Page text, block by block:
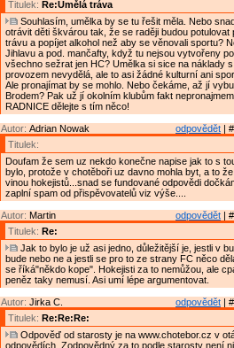
Titulek: Re:Umělá tráva
Souhlasím, umělka by se tu řešit měla. Nebo
otrávit děti škvárou tak, že se raději budou potulovat
trávu a popíjet alkohol než aby se věnovali sportu?
Jihlavu a pod. mančafty, když tu nejsou vytvořeny
všechno sežrat jen HC? Umělka si sice na náklady
provozem nevydělá, ale to asi žádné kulturní ani
Ale pronajímat by se mohlo. Nebo čekáme, až jí
Brodem? Pak už jí okolním klubům fakt
RADNICE dělejte s tím něco!
odpovědět |
Autor: Adrian Nowak
Titulek:
Doufam že sem uz nekdo konečne napise jak to s
bylo, protože v chotěboři uz davno mohla byt, a to
vinou hokejistů...snad se fundované odpovědi
zaplní spam od přispěvovatelů viz výše....
odpovědět |
Autor: Martin
Titulek: Re:
Jak to bylo je už asi jedno, důležitější je, jestli v
bude nebo ne a jestli se pro to ze strany FC něco
se říká"někdo kope". Hokejisti za to nemůžou, ale
peněz taky nemusí. Asi umí lépe argumentovat.
odpovědět |
Autor: Jirka C.
Titulek: Re:Re:Re:
Odpověď od starosty je na www.chotebor.cz v
odpovědích. Zodpovědný za to podle starosty není